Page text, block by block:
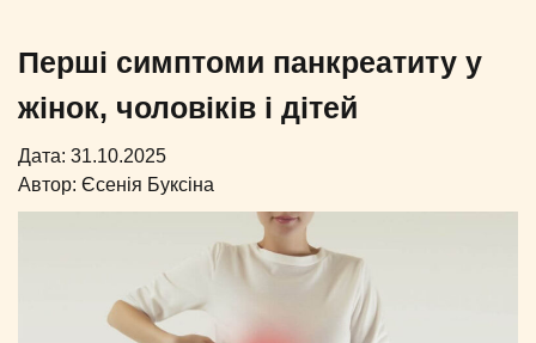
Перші симптоми панкреатиту у
жінок, чоловіків і дітей
Дата: 31.10.2025
Автор: Єсенія Буксіна